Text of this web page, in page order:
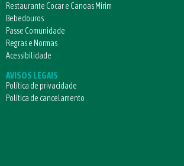
Restaurante Cocar e Canoas Mirim
Bebedouros
Passe Comunidade
Regras e Normas
Acessibilidade
AVISOS LEGAIS
Política de privacidade
Política de cancelamento